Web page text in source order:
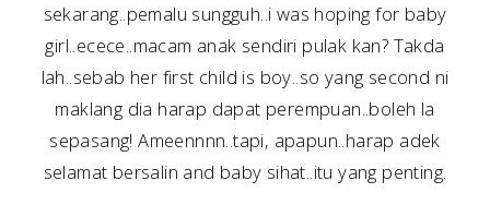
sekarang..pemalu sungguh..i was hoping for baby
girl..ecece..macam anak sendiri pulak kan? Takda
lah..sebab her first child is boy..so yang second ni
maklang dia harap dapat perempuan..boleh la
sepasang! Ameennnn..tapi, apapun..harap adek
selamat bersalin and baby sihat..itu yang penting.